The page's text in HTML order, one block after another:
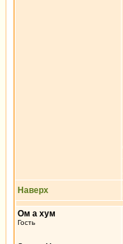
Наверх
Ом а хум
Гость